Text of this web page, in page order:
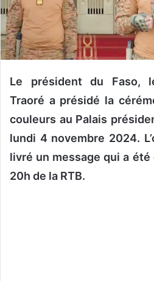
o
r
e
Le président du Faso,
Traoré a présidé la
couleurs au Palais
lundi 4 novembre 2024.
livré un message qui a
20h de la RTB.